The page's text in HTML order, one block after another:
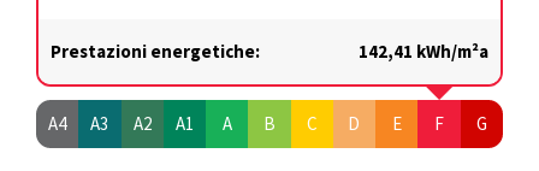
Prestazioni energetiche: 142,41 kWh/m²a
A4 A3 A2 A1 A B C D E F G